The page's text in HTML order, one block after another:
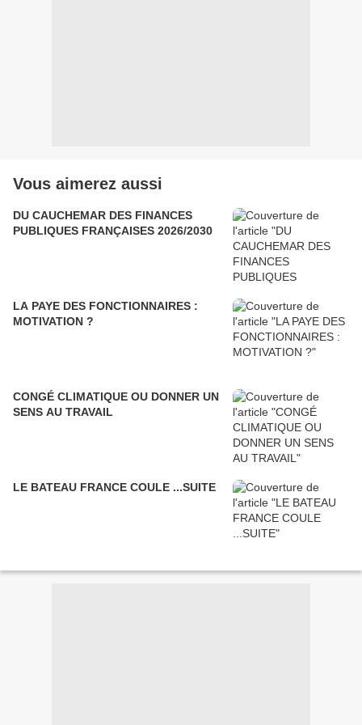
Vous aimerez aussi
DU CAUCHEMAR DES FINANCES
PUBLIQUES FRANÇAISES 2026/2030
LA PAYE DES FONCTIONNAIRES :
MOTIVATION ?
CONGÉ CLIMATIQUE OU DONNER UN
SENS AU TRAVAIL
LE BATEAU FRANCE COULE ...SUITE